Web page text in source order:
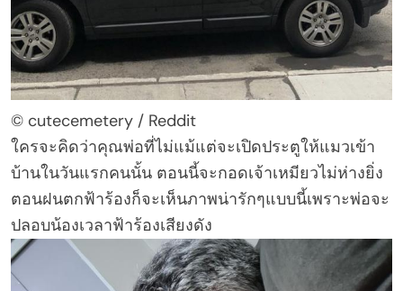
© cutecemetery / Reddit
ใครจะคิดว่าคุณพ่อที่ไม่แม้แต่จะเปิดประตูให้แมวเข้า
บ้านในวันแรกคนนั้น ตอนนี้จะกอดเจ้าเหมียวไม่ห่างยิ่ง
ตอนฝนตกฟ้าร้องก็จะเห็นภาพน่ารักๆแบบนี้เพราะพ่อจะ
ปลอบน้องเวลาฟ้าร้องเสียงดัง